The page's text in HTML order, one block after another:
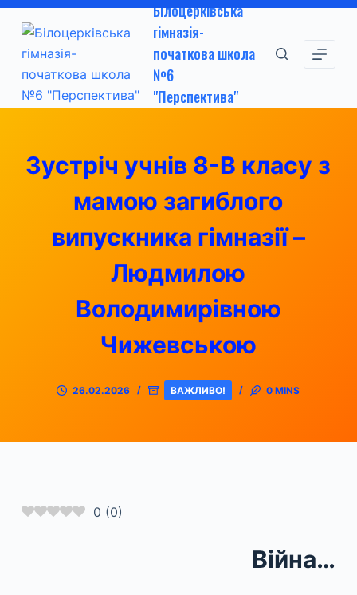
П
е
р
е
й
Білоцерківська
гімназія-
початкова школа
№6
"Перспектива"
Зустріч учнів 8-В класу з
мамою загиблого
випускника гімназії –
Людмилою
Володимирівною
Чижевською
26.02.2026 ВАЖЛИВО! 0 MINS
0 (0)
Війна…